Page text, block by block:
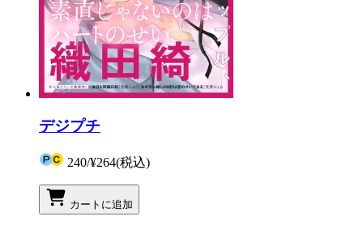
デジプチ
240/¥264(税込)
カートに追加